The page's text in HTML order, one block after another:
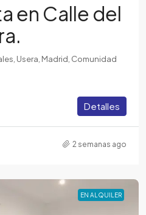
en Calle del
Usera, Madrid, Comunidad
Detalles
2 semanas ago
EN ALQUILER